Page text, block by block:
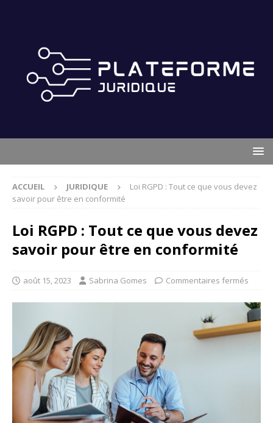
ACCUEIL JURIDIQUE
Loi RGPD : Tout ce que vous devez
savoir pour être en conformité
Loi RGPD : Tout ce que vous devez
savoir pour être en conformité
août 15, 2023 Sabrina Gomes Commentaires fermés